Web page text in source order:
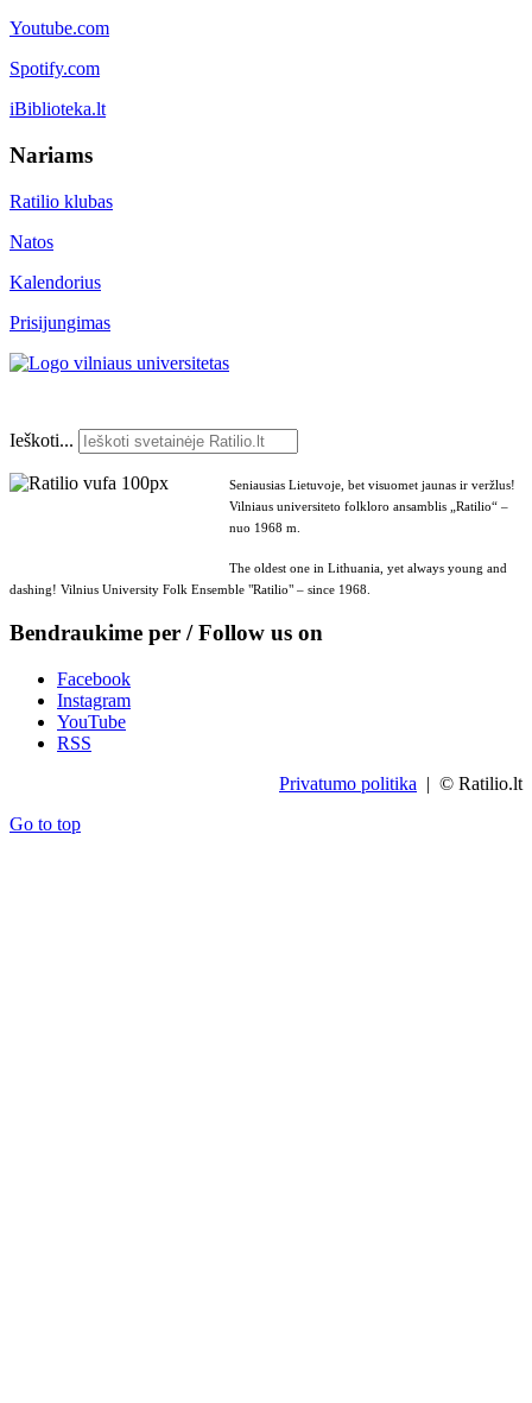
Youtube.com
Spotify.com
iBiblioteka.lt
Nariams
Ratilio klubas
Natos
Kalendorius
Prisijungimas
Ieškoti...
Seniausias Lietuvoje, bet visuomet jaunas ir veržlus!
Vilniaus universiteto folkloro ansamblis „Ratilio“ –
nuo 1968 m.
The oldest one in Lithuania, yet always young and
dashing! Vilnius University Folk Ensemble "Ratilio" – since 1968.
Bendraukime per / Follow us on
Facebook
Instagram
YouTube
RSS
Privatumo politika | © Ratilio.lt
Go to top